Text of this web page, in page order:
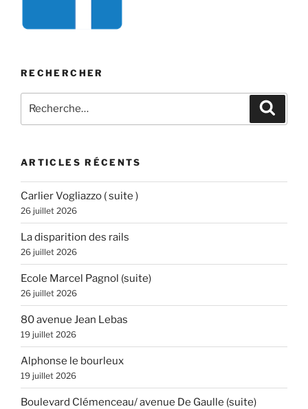
RECHERCHER
pour
ARTICLES RÉCENTS
Carlier Vogliazzo ( suite )
26 juillet 2026
La disparition des rails
26 juillet 2026
Ecole Marcel Pagnol (suite)
26 juillet 2026
80 avenue Jean Lebas
19 juillet 2026
Alphonse le bourleux
19 juillet 2026
Boulevard Clémenceau/ avenue De Gaulle (suite)